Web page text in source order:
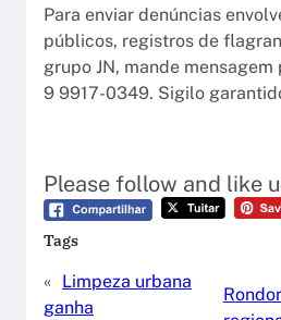
Para enviar denúncias
públicos, registros de
grupo JN, mande
9 9917-0349. Sigilo
Please follow and like
Tags
« Limpeza urbana
ganha